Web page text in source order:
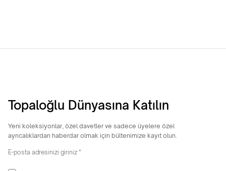
Topaloğlu Dünyasına Katılın
Yeni koleksiyonlar, özel davetler ve sadece üyelere özel
ayrıcalıklardan haberdar olmak için bültenimize kayıt olun.